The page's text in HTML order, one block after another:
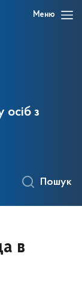
Меню
осіб з
Пошук
в